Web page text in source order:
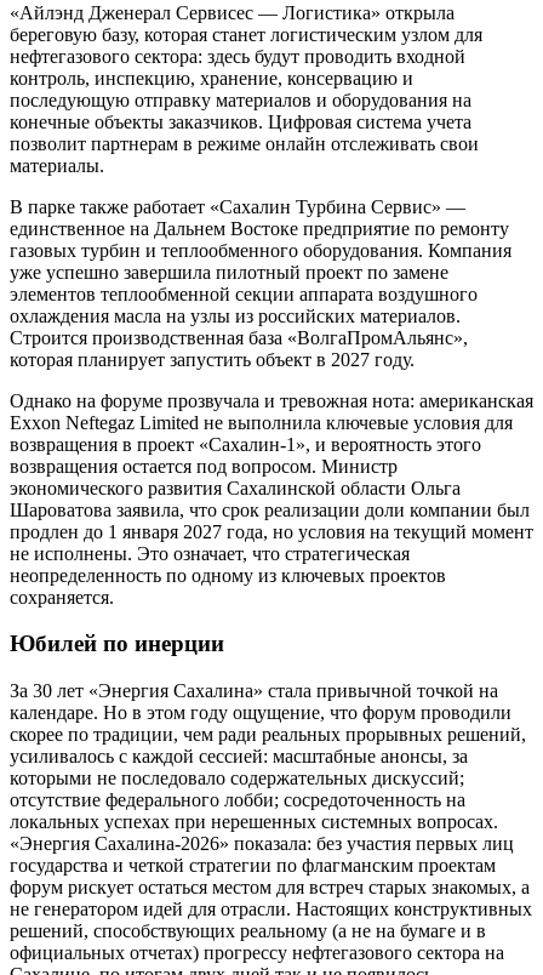
«Айлэнд Дженерал Сервисес — Логистика» открыла
береговую базу, которая станет логистическим узлом для
нефтегазового сектора: здесь будут проводить входной
контроль, инспекцию, хранение, консервацию и
последующую отправку материалов и оборудования на
конечные объекты заказчиков. Цифровая система учета
позволит партнерам в режиме онлайн отслеживать свои
материалы.
В парке также работает «Сахалин Турбина Сервис» —
единственное на Дальнем Востоке предприятие по ремонту
газовых турбин и теплообменного оборудования. Компания
уже успешно завершила пилотный проект по замене
элементов теплообменной секции аппарата воздушного
охлаждения масла на узлы из российских материалов.
Строится производственная база «ВолгаПромАльянс»,
которая планирует запустить объект в 2027 году.
Однако на форуме прозвучала и тревожная нота: американская
Exxon Neftegaz Limited не выполнила ключевые условия для
возвращения в проект «Сахалин-1», и вероятность этого
возвращения остается под вопросом. Министр
экономического развития Сахалинской области Ольга
Шароватова заявила, что срок реализации доли компании был
продлен до 1 января 2027 года, но условия на текущий момент
не исполнены. Это означает, что стратегическая
неопределенность по одному из ключевых проектов
сохраняется.
Юбилей по инерции
За 30 лет «Энергия Сахалина» стала привычной точкой на
календаре. Но в этом году ощущение, что форум проводили
скорее по традиции, чем ради реальных прорывных решений,
усиливалось с каждой сессией: масштабные анонсы, за
которыми не последовало содержательных дискуссий;
отсутствие федерального лобби; сосредоточенность на
локальных успехах при нерешенных системных вопросах.
«Энергия Сахалина-2026» показала: без участия первых лиц
государства и четкой стратегии по флагманским проектам
форум рискует остаться местом для встреч старых знакомых, а
не генератором идей для отрасли. Настоящих конструктивных
решений, способствующих реальному (а не на бумаге и в
официальных отчетах) прогрессу нефтегазового сектора на